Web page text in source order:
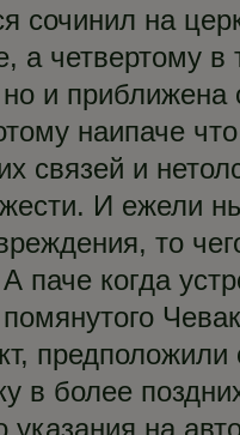
сочинил на
а четвертому
но и
наипаче
связей и
И ежели
то
паче когда
в более
на